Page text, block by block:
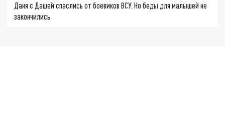
Даня с Дашей спаслись от боевиков ВСУ. Но беды для малышей не
закончились